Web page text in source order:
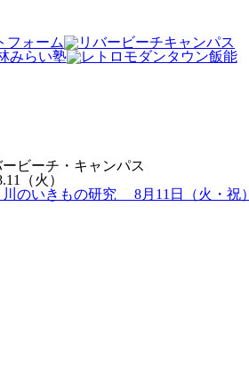
ービーチ・キャンパス
（火）
川のいきもの研究 8月11日（火・祝）